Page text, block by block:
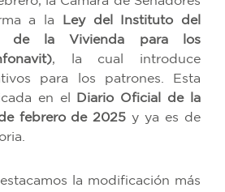
a la
Ley del Instituto del
de la Vivienda para los
, la cual introduce
para los patrones. Esta
en el
Diario Oficial de la
febrero de 2025 y ya es de
la modificación más